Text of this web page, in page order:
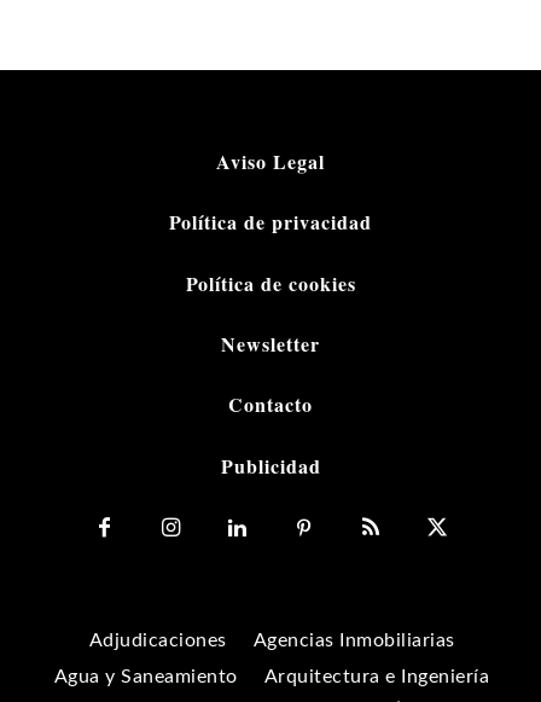
Aviso Legal
Política de privacidad
Política de cookies
Newsletter
Contacto
Publicidad
Adjudicaciones
Agencias Inmobiliarias
Agua y Saneamiento
Arquitectura e Ingeniería